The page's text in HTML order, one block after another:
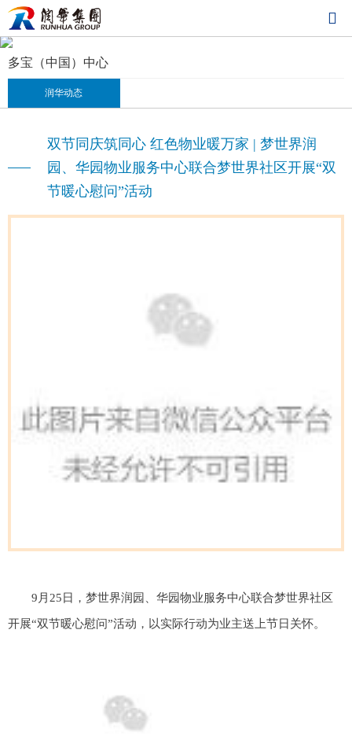

多宝（中国）中心
润华动态
双节同庆筑同心 红色物业暖万家 | 梦世界润
园、华园物业服务中心联合梦世界社区开展“双
节暖心慰问”活动
9月25日，梦世界润园、华园物业服务中心联合梦世界社区
开展“双节暖心慰问”活动，以实际行动为业主送上节日关怀。